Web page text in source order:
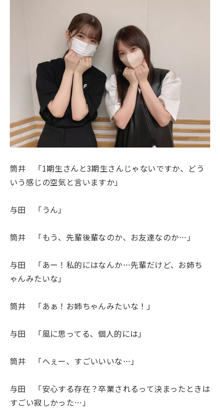
筒井 「1期生さんと3期生さんじゃないですか、どう
いう感じの空気と言いますか」
与田 「うん」
筒井 「もう、先輩後輩なのか、お友達なのか…」
与田 「あー！私的にはなんか…先輩だけど、お姉ち
ゃんみたいな」
筒井 「あぁ！お姉ちゃんみたいな！」
与田 「風に思ってる、個人的には」
筒井 「へぇー、すごいいいな…」
与田 「安心する存在？卒業されるって決まったときは
すごい寂しかった…」